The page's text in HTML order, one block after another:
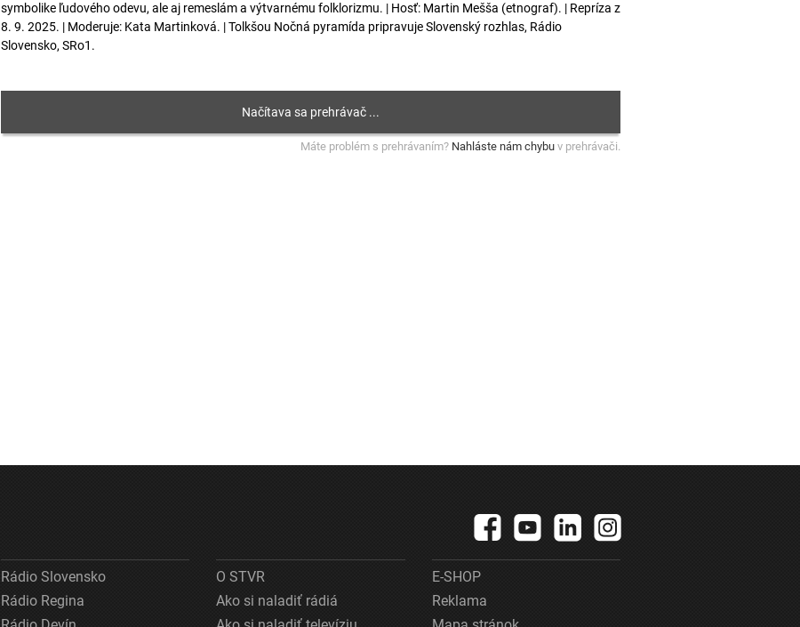
symbolike ľudového odevu, ale aj remeslám a výtvarnému folklorizmu. | Hosť: Martin Mešša (etnograf). | Repríza z
8. 9. 2025. | Moderuje: Kata Martinková. | Tolkšou Nočná pyramída pripravuje Slovenský rozhlas, Rádio
Slovensko, SRo1.
Máte problém s prehrávaním? Nahláste nám chybu v prehrávači.
Rádio Slovensko
Rádio Regina
O STVR
Ako si naladiť rádiá
E-SHOP
Reklama